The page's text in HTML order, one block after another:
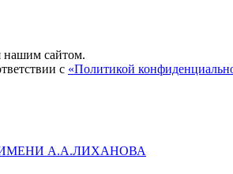
нашим сайтом.
с «Политикой
А.А.ЛИХАНОВА